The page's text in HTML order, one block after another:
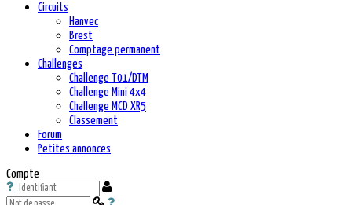
Circuits
Hanvec
Brest
Comptage permanent
Challenges
Challenge T01/DTM
Challenge Mini 4x4
Challenge MCD XR5
Classement
Forum
Petites annonces
Compte